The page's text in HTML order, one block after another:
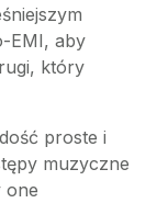
EMI, aby
który
proste i
muzyczne
one